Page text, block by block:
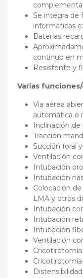
Se integra de
informáticas
Baterías
continuo en
Resistente y
Varias
Vía aérea
automática o
Inclinación
Tracción
Succión (oral
Ventilación
Intubación
Intubación
Colocación
LMA y otros
Intubación
Intubación
Intubación
Ventilación